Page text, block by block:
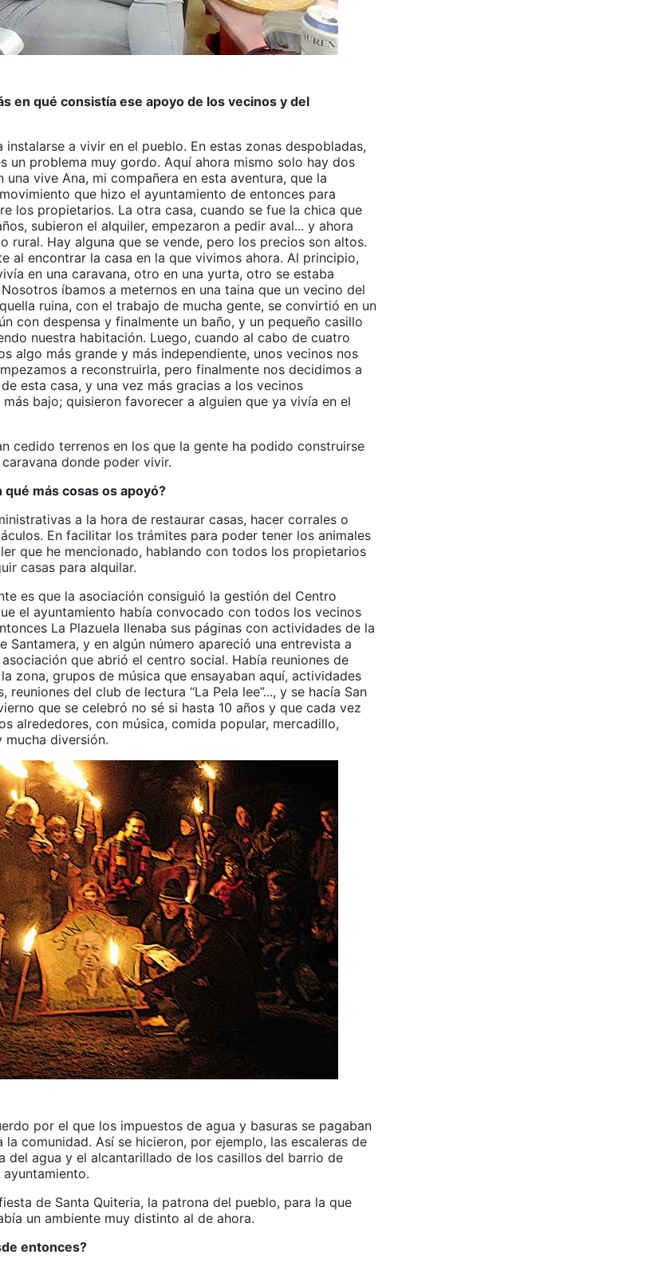
en qué consistía ese apoyo de los vecinos y del
instalarse a vivir en el pueblo. En estas zonas despobladas,
un problema muy gordo. Aquí ahora mismo solo hay dos
una vive Ana, mi compañera en esta aventura, que la
que hizo el ayuntamiento de entonces para
los propietarios. La otra casa, cuando se fue la chica que
subieron el alquiler, empezaron a pedir aval... y ahora
rural. Hay alguna que se vende, pero los precios son altos.
al encontrar la casa en la que vivimos ahora. Al principio,
en una caravana, otro en una yurta, otro se estaba
íbamos a meternos en una taina que un vecino del
ruina, con el trabajo de mucha gente, se convirtió en un
con despensa y finalmente un baño, y un pequeño casillo
nuestra habitación. Luego, cuando al cabo de cuatro
algo más grande y más independiente, unos vecinos nos
a reconstruirla, pero finalmente nos decidimos a
esta casa, y una vez más gracias a los vecinos
bajo; quisieron favorecer a alguien que ya vivía en el
cedido terrenos en los que la gente ha podido construirse
donde poder vivir.
más cosas os apoyó?
a la hora de restaurar casas, hacer corrales o
En facilitar los trámites para poder tener los animales
que he mencionado, hablando con todos los propietarios
casas para alquilar.
es que la asociación consiguió la gestión del Centro
el ayuntamiento había convocado con todos los vecinos
La Plazuela llenaba sus páginas con actividades de la
Santamera, y en algún número apareció una entrevista a
que abrió el centro social. Había reuniones de
zona, grupos de música que ensayaban aquí, actividades
reuniones del club de lectura “La Pela lee”..., y se hacía San
que se celebró no sé si hasta 10 años y que cada vez
alrededores, con música, comida popular, mercadillo,
diversión.
por el que los impuestos de agua y basuras se pagaban
la comunidad. Así se hicieron, por ejemplo, las escaleras de
del agua y el alcantarillado de los casillos del barrio de
de Santa Quiteria, la patrona del pueblo, para la que
un ambiente muy distinto al de ahora.
entonces?